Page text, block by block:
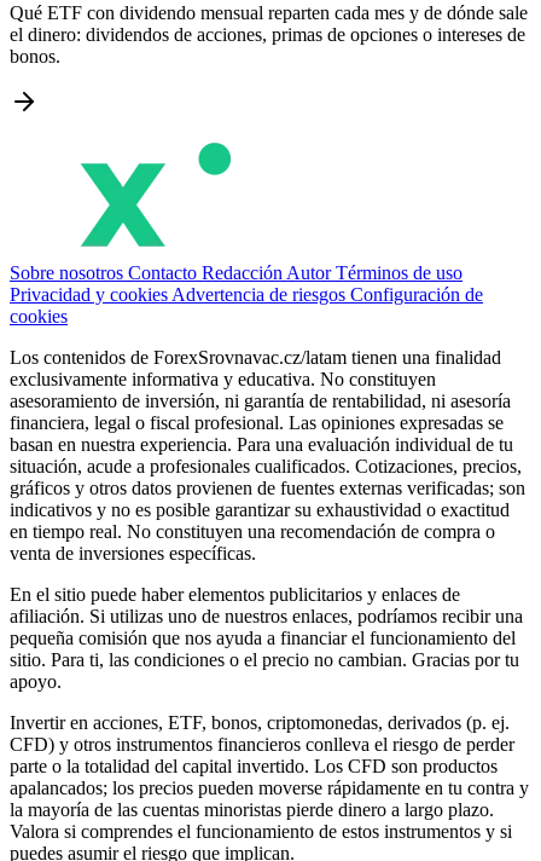
Qué ETF con dividendo mensual reparten cada mes y de dónde sale
el dinero: dividendos de acciones, primas de opciones o intereses de
bonos.
Sobre nosotros Contacto Redacción AutorTérminos de uso
Privacidad y cookies Advertencia de riesgos Configuración de
cookies
Los contenidos de ForexSrovnavac.cz/latam tienen una finalidad
exclusivamente informativa y educativa. No constituyen
asesoramiento de inversión, ni garantía de rentabilidad, ni asesoría
financiera, legal o fiscal profesional. Las opiniones expresadas se
basan en nuestra experiencia. Para una evaluación individual de tu
situación, acude a profesionales cualificados. Cotizaciones, precios,
gráficos y otros datos provienen de fuentes externas verificadas; son
indicativos y no es posible garantizar su exhaustividad o exactitud
en tiempo real. No constituyen una recomendación de compra o
venta de inversiones específicas.
En el sitio puede haber elementos publicitarios y enlaces de
afiliación. Si utilizas uno de nuestros enlaces, podríamos recibir una
pequeña comisión que nos ayuda a financiar el funcionamiento del
sitio. Para ti, las condiciones o el precio no cambian. Gracias por tu
apoyo.
Invertir en acciones, ETF, bonos, criptomonedas, derivados (p. ej.
CFD) y otros instrumentos financieros conlleva el riesgo de perder
parte o la totalidad del capital invertido. Los CFD son productos
apalancados; los precios pueden moverse rápidamente en tu contra y
la mayoría de las cuentas minoristas pierde dinero a largo plazo.
Valora si comprendes el funcionamiento de estos instrumentos y si
puedes asumir el riesgo que implican.